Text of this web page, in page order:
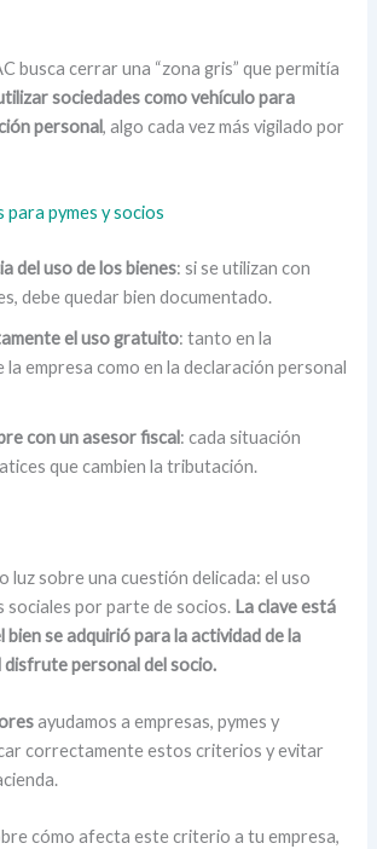
busca cerrar una “zona gris” que permitía
sociedades como vehículo para
personal, algo cada vez más vigilado por
para pymes y socios
del uso de los bienes: si se utilizan con
debe quedar bien documentado.
el uso gratuito: tanto en la
la empresa como en la declaración personal
con un asesor fiscal: cada situación
que cambien la tributación.
luz sobre una cuestión delicada: el uso
sociales por parte de socios. La clave está
bien se adquirió para la actividad de la
disfrute personal del socio.
ayudamos a empresas, pymes y
correctamente estos criterios y evitar
cómo afecta este criterio a tu empresa,